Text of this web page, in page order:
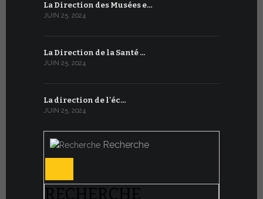
La Direction des Musées e…
JUIN 25, 2024
La Direction de la Santé …
JUIN 25, 2024
La direction de l'éc…
JUIN 25, 2024
Recherche
RECHERCHE